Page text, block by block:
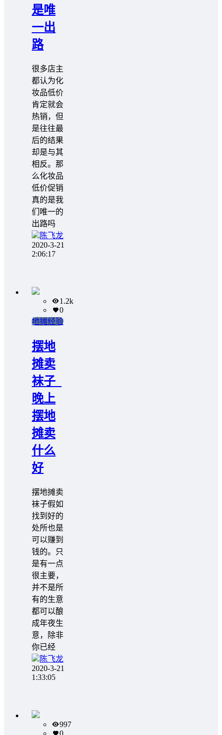
是唯
一出
路
很多店主
都认为化
妆品低价
肯定就会
热销，但
是往往最
后的结果
却是与其
相反。那
么化妆品
低价促销
真的是我
们唯一的
出路吗
陈飞龙
2020-3-21
2:06:17
1.2k
0
地摊经验
摆地
摊卖
袜子_
晚上
摆地
摊卖
什么
好
摆地摊卖
袜子假如
找到好的
处所也是
可以赚到
钱的。只
是有一点
很主要，
并不是所
有的生意
都可以酿
成年夜生
意，除非
你已经
陈飞龙
2020-3-21
1:33:05
997
0